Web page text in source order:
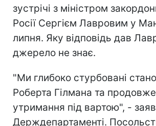
зустрічі з міністром
Росії Сергієм Лавровим у
липня. Яку відповідь дав
джерело не знає.
"Ми глибоко стурбовані
Роберта Гілмана та
утримання під вартою", -
Держдепартаменті.